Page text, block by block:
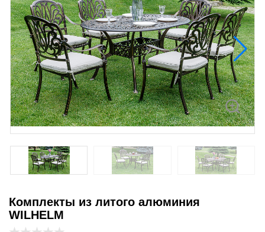
Комплекты из литого алюминия
WILHELM